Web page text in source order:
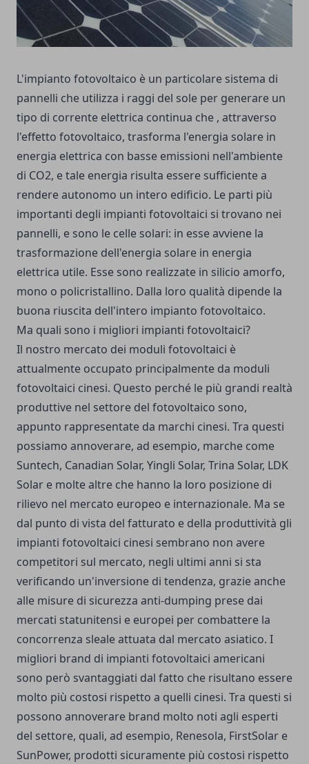
L'impianto fotovoltaico è un particolare sistema di
pannelli che utilizza i raggi del sole per generare un
tipo di corrente elettrica continua che , attraverso
l'effetto fotovoltaico, trasforma l'energia solare in
energia elettrica con basse emissioni nell'ambiente
di CO2, e tale energia risulta essere sufficiente a
rendere autonomo un intero edificio. Le parti più
importanti degli impianti fotovoltaici si trovano nei
pannelli, e sono le celle solari: in esse avviene la
trasformazione dell'energia solare in energia
elettrica utile. Esse sono realizzate in silicio amorfo,
mono o policristallino. Dalla loro qualità dipende la
buona riuscita dell'intero impianto fotovoltaico.
Ma quali sono i migliori impianti fotovoltaici?
Il nostro mercato dei moduli fotovoltaici è
attualmente occupato principalmente da moduli
fotovoltaici cinesi. Questo perché le più grandi realtà
produttive nel settore del fotovoltaico sono,
appunto rappresentate da marchi cinesi. Tra questi
possiamo annoverare, ad esempio, marche come
Suntech, Canadian Solar, Yingli Solar, Trina Solar, LDK
Solar e molte altre che hanno la loro posizione di
rilievo nel mercato europeo e internazionale. Ma se
dal punto di vista del fatturato e della produttività gli
impianti fotovoltaici cinesi sembrano non avere
competitori sul mercato, negli ultimi anni si sta
verificando un'inversione di tendenza, grazie anche
alle misure di sicurezza anti-dumping prese dai
mercati statunitensi e europei per combattere la
concorrenza sleale attuata dal mercato asiatico. I
migliori brand di impianti fotovoltaici americani
sono però svantaggiati dal fatto che risultano essere
molto più costosi rispetto a quelli cinesi. Tra questi si
possono annoverare brand molto noti agli esperti
del settore, quali, ad esempio, Renesola, FirstSolar e
SunPower, prodotti sicuramente più costosi rispetto